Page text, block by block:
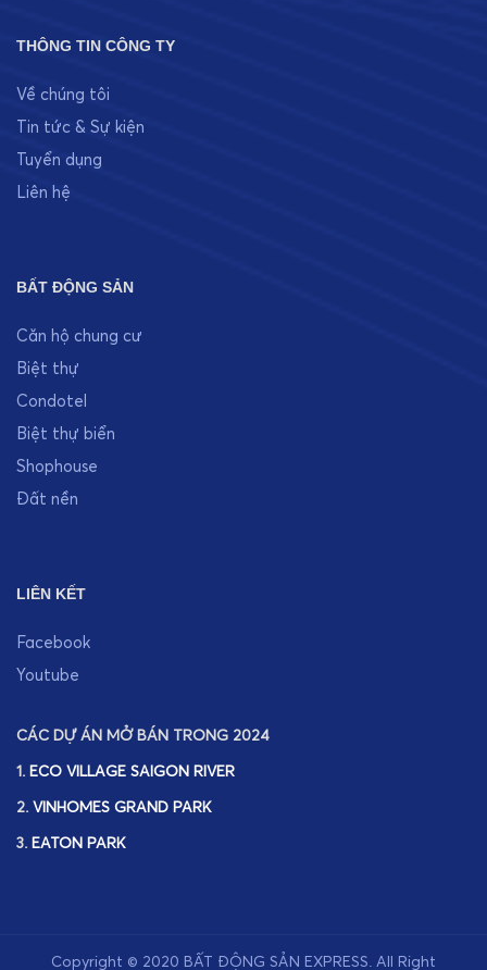
THÔNG TIN CÔNG TY
Về chúng tôi
Tin tức & Sự kiện
Tuyển dụng
Liên hệ
BẤT ĐỘNG SẢN
Căn hộ chung cư
Biệt thự
Condotel
Biệt thự biển
Shophouse
Đất nền
LIÊN KẾT
Facebook
Youtube
CÁC DỰ ÁN MỞ BÁN TRONG 2024
1. ECO VILLAGE SAIGON RIVER
2. VINHOMES GRAND PARK
3. EATON PARK
Copyright © 2020 BẤT ĐỘNG SẢN EXPRESS. All Right